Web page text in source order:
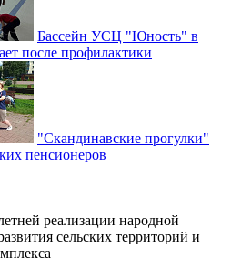
Бассейн УСЦ "Юность" в
после профилактики
"Скандинавские прогулки"
пенсионеров
реализации народной
сельских территорий и